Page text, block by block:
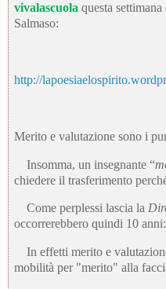
vivalascuolaquesta
Salmaso:
http://
Merito e valutazione sono i
Insomma, un insegnante “
chiedere il trasferimento
Come perplessi lascia la
occorrerebbero quindi 10
In effetti merito e
mobilità per "merito" alla